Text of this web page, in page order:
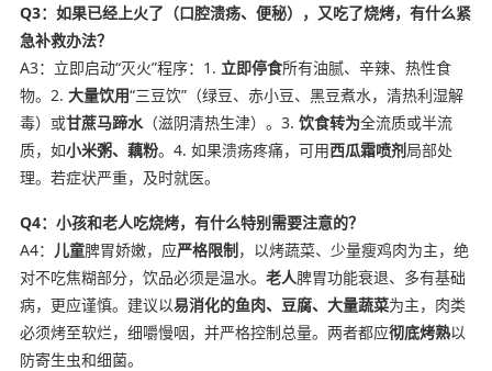
Q3：如果已经上火了（口腔溃疡、便秘），又吃了烧烤，有什么紧
急补救办法？
A3：立即启动“灭火”程序：1. 立即停食所有油腻、辛辣、热性食
物。2. 大量饮用“三豆饮”（绿豆、赤小豆、黑豆煮水，清热利湿解
毒）或甘蔗马蹄水（滋阴清热生津）。3. 饮食转为全流质或半流
质，如小米粥、藕粉。4. 如果溃疡疼痛，可用西瓜霜喷剂局部处
理。若症状严重，及时就医。
Q4：小孩和老人吃烧烤，有什么特别需要注意的？
A4： 儿童脾胃娇嫩，应严格限制，以烤蔬菜、少量瘦鸡肉为主，绝
对不吃焦糊部分，饮品必须是温水。 老人脾胃功能衰退、多有基础
病，更应谨慎。建议以易消化的鱼肉、豆腐、大量蔬菜为主，肉类
必须烤至软烂，细嚼慢咽，并严格控制总量。两者都应彻底烤熟以
防寄生虫和细菌。